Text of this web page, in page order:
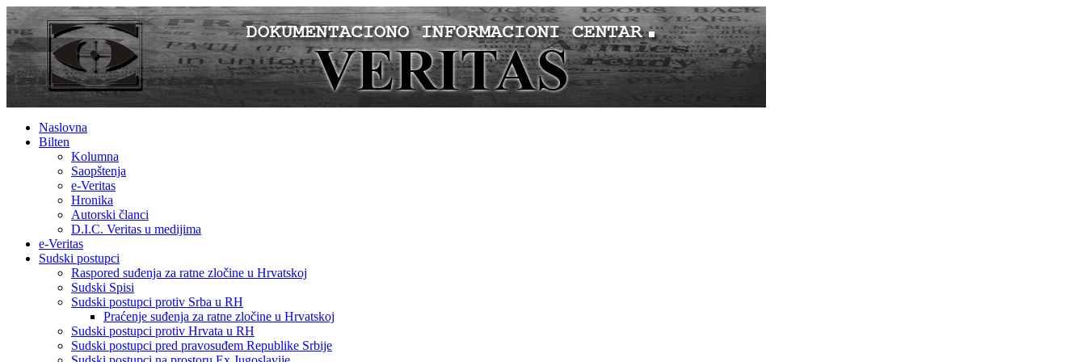
Naslovna
Bilten
Kolumna
Saopštenja
e-Veritas
Hronika
Autorski članci
D.I.C. Veritas u medijima
e-Veritas
Sudski postupci
Raspored suđenja za ratne zločine u Hrvatskoj
Sudski Spisi
Sudski postupci protiv Srba u RH
Praćenje suđenja za ratne zločine u Hrvatskoj
Sudski postupci protiv Hrvata u RH
Sudski postupci pred pravosuđem Republike Srbije